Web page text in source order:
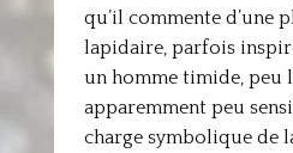
qu’il commente d’une
lapidaire, parfois
un homme timide, peu
apparemment peu
charge symbolique de